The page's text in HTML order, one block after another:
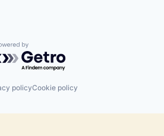
by Getro.com
policyCookie policy